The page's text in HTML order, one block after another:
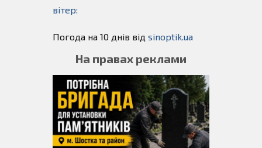
вітер:
Погода на 10 днів від sinoptik.ua
На правах реклами